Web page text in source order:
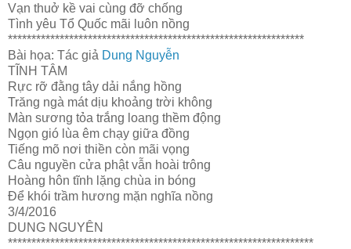
Vạn thuở kề vai cùng đỡ chống
Tình yêu Tổ Quốc mãi luôn nồng
***************************************************************
Bài họa: Tác giả Dung Nguyễn
TĨNH TÂM
Rực rỡ đằng tây dải nắng hồng
Trăng ngà mát dịu khoảng trời không
Màn sương tỏa trắng loang thềm động
Ngọn gió lùa êm chạy giữa đồng
Tiếng mõ nơi thiền còn mãi vọng
Câu nguyền cửa phật vẫn hoài trông
Hoàng hôn tĩnh lặng chùa in bóng
Để khói trầm hương mặn nghĩa nồng
3/4/2016
DUNG NGUYÊN
*****************************************************************